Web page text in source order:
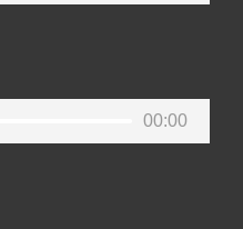
00:00